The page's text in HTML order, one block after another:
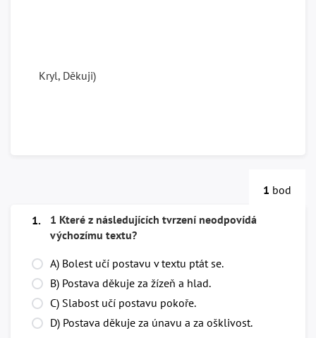
Kryl, Děkuji)
1 bod
1.
1 Které z následujících tvrzení neodpovídá
výchozímu textu?
A) Bolest učí postavu v textu ptát se.
B) Postava děkuje za žízeň a hlad.
C) Slabost učí postavu pokoře.
D) Postava děkuje za únavu a za ošklivost.